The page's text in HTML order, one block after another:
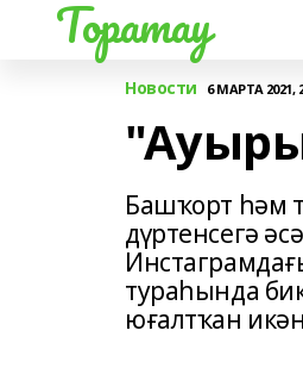
Торатау
Новости 6 МАРТА 2021,
Башҡорт һәм
дүртенсегә
тураһында
юғалтҡан